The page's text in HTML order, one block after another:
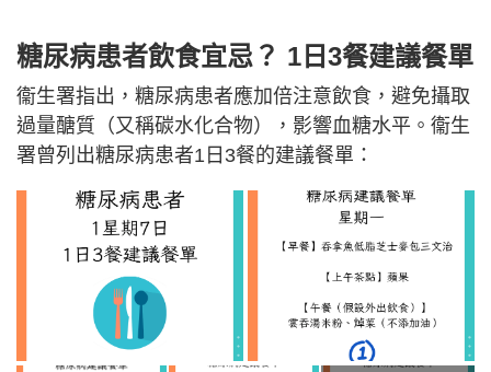
糖尿病患者飲食宜忌？ 1日3餐建議餐單
衞生署指出，糖尿病患者應加倍注意飲食，避免攝取
過量醣質（又稱碳水化合物），影響血糖水平。衞生
署曾列出糖尿病患者1日3餐的建議餐單：